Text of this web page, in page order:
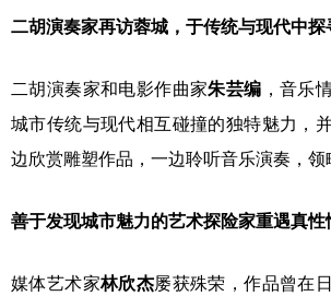
二胡演奏家再访蓉城，于传统与现代中探
二胡演奏家和电影作曲家朱芸编 ，音乐
城市传统与现代相互碰撞的独特魅力，
边欣赏雕塑作品，一边聆听音乐演奏，
善于发现城市魅力的艺术探险家重遇真性
媒体艺术家林欣杰屡获殊荣，作品曾在